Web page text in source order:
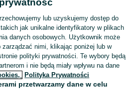
na OLX, aby skontaktować się z
lub uzyskujemy dostęp do
jak unikalne identyfikatory w plikach
danych osobowych. Użytkownik może
zarządzać nimi, klikając poniżej lub w
polityki prywatności. Te wybory będą
i nie będą miały wpływu na dane
Polityka Prywatności
przetwarzamy dane w celu